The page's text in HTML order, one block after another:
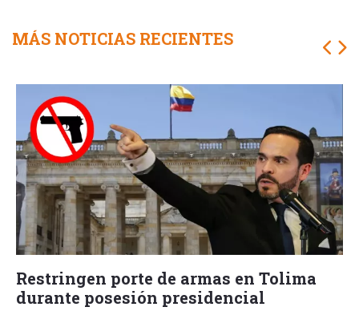
MÁS NOTICIAS RECIENTES
Restringen porte de armas en Tolima
durante posesión presidencial